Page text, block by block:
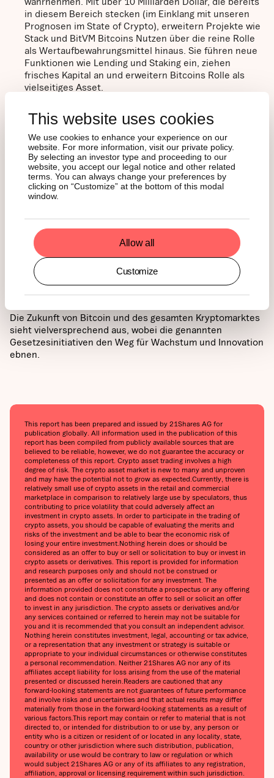
This website uses cookies
We use cookies to enhance your experience on our
website. For more information, visit our private policy.
By selecting an investor type and proceeding to our
website, you accept our legal notice and other related
terms. You can always change your preferences by
clicking on “Customize” at the bottom of this modal
window.
Allow all
Customize
in diesem Bereich stecken (im Einklang mit unseren
Prognosen im State of Crypto), erweitern Projekte wie
Stack und BitVM Bitcoins Nutzen über die reine Rolle
als Wertaufbewahrungsmittel hinaus. Sie führen neue
Funktionen wie Lending und Staking ein, ziehen
frisches Kapital an und erweitern Bitcoins Rolle als
vielseitiges Asset.
Entscheidungen der Federal Reserve: Das Treffen der
US-Notenbank Ende Juli könnte ein entscheidender
Moment werden. Sollte es, wie derzeit spekuliert, zu
Zinssenkungen kommen, könnte das institutionelles
Interesse weiter ankurbeln und zu verstärkten
Investitionen in Bitcoin führen, was die Kurse weiter
steigen lassen würde.
Bitcoin nicht nur darum, bisherige Gewinne zu verteidigen,
sondern darum, das Konzept von Allzeithochs neu zu
definieren. Im Jahr 2025 könnte Bitcoin nicht mehr nur als
knappes digitales Gut gelten, sondern als etablierte
Investmentoption, die jeder in Betracht ziehen sollte.
Die Zukunft von Bitcoin und des gesamten Kryptomarktes
sieht vielversprechend aus, wobei die genannten
Gesetzesinitiativen den Weg für Wachstum und Innovation
ebnen.
This report has been prepared and issued by 21Shares AG for
publication globally. All information used in the publication of this
report has been compiled from publicly available sources that are
believed to be reliable, however, we do not guarantee the accuracy or
completeness of this report. Crypto asset trading involves a high
degree of risk. The crypto asset market is new to many and unproven
and may have the potential not to grow as expected.‍Currently, there is
relatively small use of crypto assets in the retail and commercial
marketplace in comparison to relatively large use by speculators, thus
contributing to price volatility that could adversely affect an
investment in crypto assets. In order to participate in the trading of
crypto assets, you should be capable of evaluating the merits and
risks of the investment and be able to bear the economic risk of
losing your entire investment.‍Nothing herein does or should be
considered as an offer to buy or sell or solicitation to buy or invest in
crypto assets or derivatives. This report is provided for information
and research purposes only and should not be construed or
presented as an offer or solicitation for any investment. The
information provided does not constitute a prospectus or any offering
and does not contain or constitute an offer to sell or solicit an offer
to invest in any jurisdiction. The crypto assets or derivatives and/or
any services contained or referred to herein may not be suitable for
you and it is recommended that you consult an independent advisor.
Nothing herein constitutes investment, legal, accounting or tax advice,
or a representation that any investment or strategy is suitable or
appropriate to your individual circumstances or otherwise constitutes
a personal recommendation. Neither 21Shares AG nor any of its
affiliates accept liability for loss arising from the use of the material
presented or discussed herein.‍Readers are cautioned that any
forward-looking statements are not guarantees of future performance
and involve risks and uncertainties and that actual results may differ
materially from those in the forward-looking statements as a result of
various factors.‍This report may contain or refer to material that is not
directed to, or intended for distribution to or use by, any person or
entity who is a citizen or resident of or located in any locality, state,
country or other jurisdiction where such distribution, publication,
availability or use would be contrary to law or regulation or which
would subject 21Shares AG or any of its affiliates to any registration,
affiliation, approval or licensing requirement within such jurisdiction.